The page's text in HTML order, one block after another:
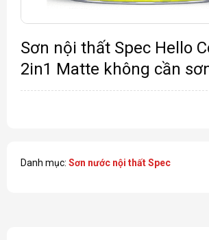
Sơn nội thất Spec Hello
2in1 Matte không cần
Danh mục: Sơn nước nội thất Spec